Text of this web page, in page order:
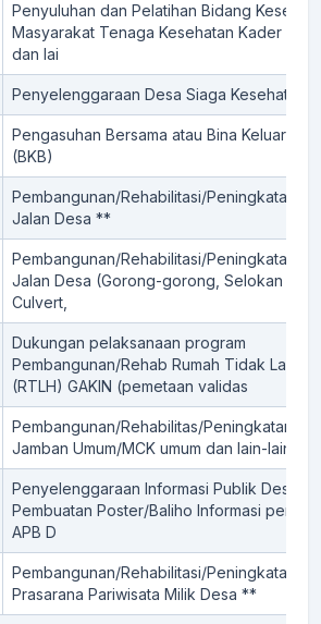
Penyuluhan dan Pelatihan Bidang
Masyarakat Tenaga Kesehatan Kader
dan lai
Penyelenggaraan Desa Siaga Kesehatan
Pengasuhan Bersama atau Bina Keluarga
(BKB)
Pembangunan/Rehabilitasi/Peningkatan/
Jalan Desa **
Pembangunan/Rehabilitasi/Peningkatan
Jalan Desa (Gorong-gorong, Selokan
Culvert,
Dukungan pelaksanaan program
Pembangunan/Rehab Rumah Tidak Layak
(RTLH) GAKIN (pemetaan validas
Pembangunan/Rehabilitas/Peningkatan
Jamban Umum/MCK umum dan lain-lain **
Penyelenggaraan Informasi Publik Desa
Pembuatan Poster/Baliho Informasi
APB D
Pembangunan/Rehabilitasi/Peningkatan
Prasarana Pariwisata Milik Desa **